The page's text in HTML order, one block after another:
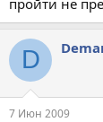
D
7 Июн 2009